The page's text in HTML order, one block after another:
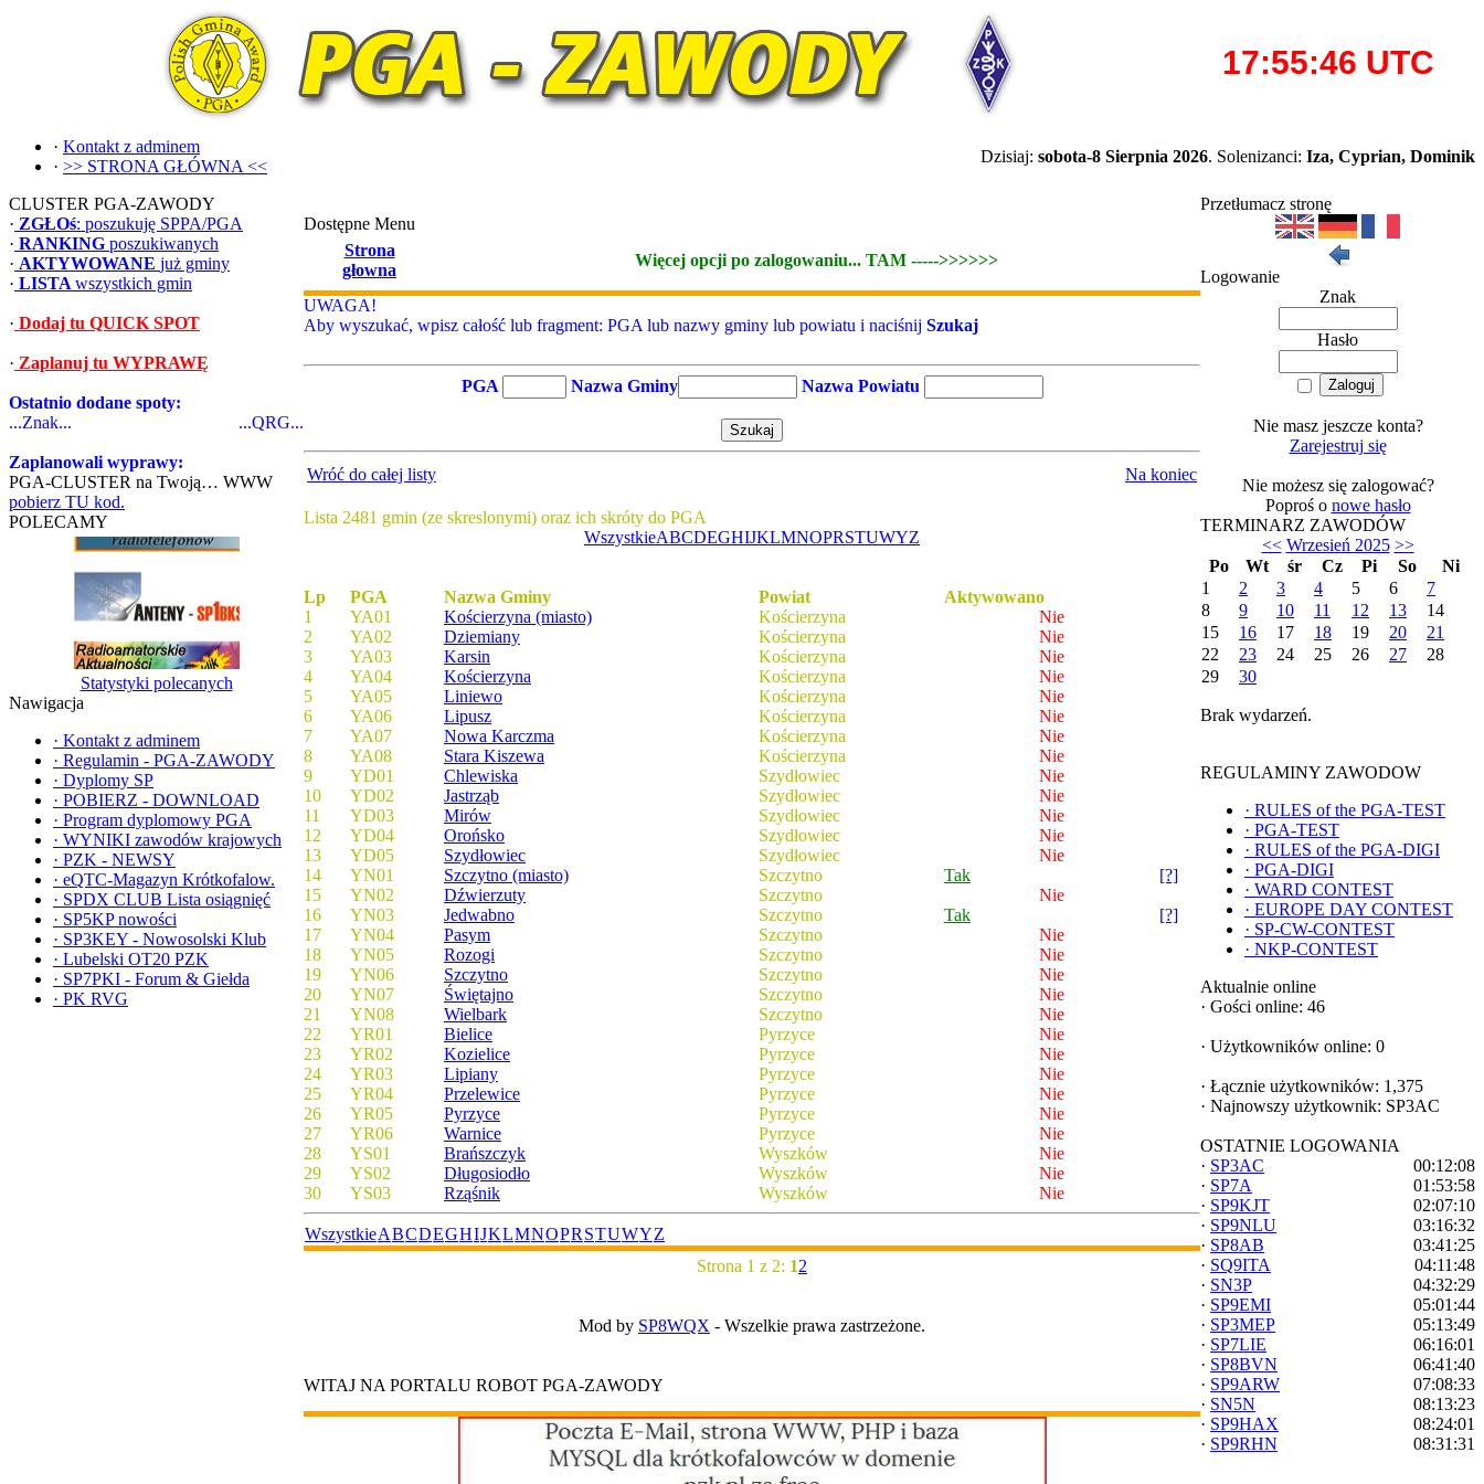
· Kontakt z adminem
· >> STRONA GŁÓWNA <<
Dzisiaj: sobota-8 Sierpnia 2026. Solenizanci: Iza, Cyprian, Dominik
CLUSTER PGA-ZAWODY
· ZGŁOś: poszukuję SPPA/PGA
· RANKING poszukiwanych
· AKTYWOWANE już gminy
· LISTA wszystkich gmin
· Dodaj tu QUICK SPOT
· Zaplanuj tu WYPRAWĘ
Ostatnio dodane spoty:
...Znak...
...QRG...
Zaplanowali wyprawy:
PGA-CLUSTER na Twoją… WWW
pobierz TU kod.
POLECAMY
Statystyki polecanych
Nawigacja
· Kontakt z adminem
· Regulamin - PGA-ZAWODY
· Dyplomy SP
· POBIERZ - DOWNLOAD
· Program dyplomowy PGA
· WYNIKI zawodów krajowych
· PZK - NEWSY
· eQTC-Magazyn Krótkofalow.
· SPDX CLUB Lista osiągnięć
· SP5KP nowości
· SP3KEY - Nowosolski Klub
· Lubelski OT20 PZK
· SP7PKI - Forum & Giełda
· PK RVG
Dostępne Menu
Strona
głowna
Więcej opcji po zalogowaniu... TAM ----->>>>>>
UWAGA!
Aby wyszukać, wpisz całość lub fragment: PGA lub nazwy gminy lub powiatu i naciśnij Szukaj
PGA Nazwa Gminy Nazwa Powiatu
Wróć do całej listy Na koniec
Lista 2481 gmin (ze skreslonymi) oraz ich skróty do PGA
WszystkieABCDEGHIJKLMNOPRSTUWYZ
Lp PGA Nazwa Gminy Powiat
Aktywowano
1
YA01 Kościerzyna (miasto) Kościerzyna
Nie
2
YA02 Dziemiany Kościerzyna
Nie
3
YA03 Karsin Kościerzyna
Nie
4
YA04 Kościerzyna Kościerzyna
Nie
5
YA05 Liniewo Kościerzyna
Nie
6
YA06 Lipusz Kościerzyna
Nie
7
YA07 Nowa Karczma Kościerzyna
Nie
8
YA08 Stara Kiszewa Kościerzyna
Nie
9
YD01 Chlewiska Szydłowiec
Nie
10
YD02 Jastrząb Szydłowiec
Nie
11
YD03 Mirów Szydłowiec
Nie
12
YD04 Orońsko Szydłowiec
Nie
13
YD05 Szydłowiec Szydłowiec
Nie
14
YN01 Szczytno (miasto) Szczytno Tak
[?]
15
YN02 Dźwierzuty Szczytno
Nie
16
YN03 Jedwabno Szczytno Tak
[?]
17
YN04 Pasym Szczytno
Nie
18
YN05 Rozogi Szczytno
Nie
19
YN06 Szczytno Szczytno
Nie
20
YN07 Świętajno Szczytno
Nie
21
YN08 Wielbark Szczytno
Nie
22
YR01 Bielice Pyrzyce
Nie
23
YR02 Kozielice Pyrzyce
Nie
24
YR03 Lipiany Pyrzyce
Nie
25
YR04 Przelewice Pyrzyce
Nie
26
YR05 Pyrzyce Pyrzyce
Nie
27
YR06 Warnice Pyrzyce
Nie
28
YS01 Brańszczyk Wyszków
Nie
29
YS02 Długosiodło Wyszków
Nie
30
YS03 Rząśnik Wyszków Nie
WszystkieABCDEGHIJKLMNOPR STUWYZ
Strona 1 z 2: 12
Mod by SP8WQX - Wszelkie prawa zastrzeżone.
WITAJ NA PORTALU ROBOT PGA-ZAWODY
Przetłumacz stronę
Logowanie
Znak
Hasło
Nie masz jeszcze konta?
Zarejestruj się
Nie możesz się zalogować?
Poproś o nowe hasło
TERMINARZ ZAWODÓW
<< Wrzesień 2025 >>
Po
Wt śr Cz Pi So
Ni
1
2 3 4 5 6
7
8
9 10 11 12 13
14
15
16 17 18 19 20
21
22
23 24 25 26 27
28
29
30
Brak wydarzeń.
REGULAMINY ZAWODOW
· RULES of the PGA-TEST
· PGA-TEST
· RULES of the PGA-DIGI
· PGA-DIGI
· WARD CONTEST
· EUROPE DAY CONTEST
· SP-CW-CONTEST
· NKP-CONTEST
Aktualnie online
· Gości online: 46
· Użytkowników online: 0
· Łącznie użytkowników: 1,375
· Najnowszy użytkownik: SP3AC
OSTATNIE LOGOWANIA
· SP3AC
00:12:08
· SP7A
01:53:58
· SP9KJT
02:07:10
· SP9NLU
03:16:32
· SP8AB
03:41:25
· SQ9ITA
04:11:48
· SN3P
04:32:29
· SP9EMI
05:01:44
· SP3MEP
05:13:49
· SP7LIE
06:16:01
· SP8BVN
06:41:40
· SP9ARW
07:08:33
· SN5N
08:13:23
· SP9HAX
08:24:01
· SP9RHN 08:31:31